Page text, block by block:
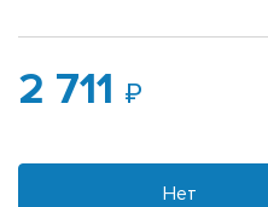
2 711
Нет